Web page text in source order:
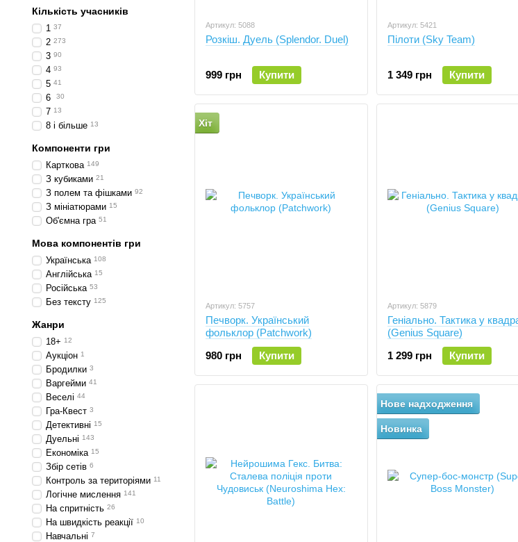
Артикул: 5088
Розкіш. Дуель (Splendor. Duel)
999 грн Купити
Артикул: 5421
Пілоти (Sky Team)
1 349 грн Купити
Хіт
Артикул: 5757
Печворк. Український
фольклор (Patchwork)
980 грн
Купити
Артикул: 5879
Геніально. Тактика у
(Genius Square)
1 299 грн
Купити
Нове надходження
Новинка
Кількість учасників
1 37
2 273
3 90
4 93
5 41
6 30
7 13
8 і більше 13
Компоненти гри
Карткова 149
З кубиками 21
З полем та фішками 92
З мініатюрами 15
Об'ємна гра 51
Мова компонентів гри
Українська 108
Англійська 15
Російська 53
Без тексту 125
Жанри
18+ 12
Аукціон 1
Бродилки 3
Варгейми 41
Веселі 44
Гра-Квест 3
Детективні 15
Дуельні 143
Економіка 15
Збір сетів 6
Контроль за територіями 11
Логічне мислення 141
На спритність 26
На швидкість реакції 10
Навчальні 7